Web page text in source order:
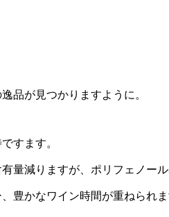
品が見つかりますように。
すます。
量減りますが、ポリフェノール
豊かなワイン時間が重ねられま